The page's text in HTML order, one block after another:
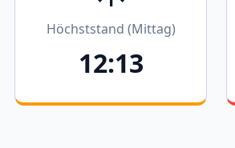
Höchststand (Mittag)
12:13